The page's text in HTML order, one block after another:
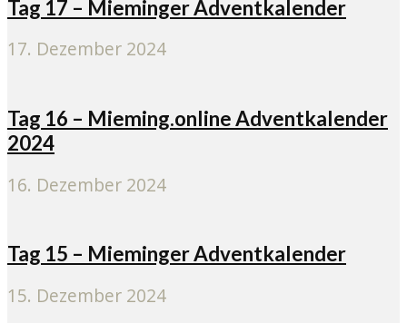
Tag 17 – Mieminger Adventkalender
17. Dezember 2024
Tag 16 – Mieming.online Adventkalender
2024
16. Dezember 2024
Tag 15 – Mieminger Adventkalender
15. Dezember 2024